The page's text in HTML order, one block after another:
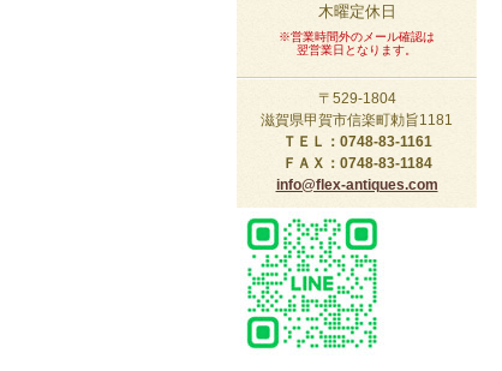
木曜定休日
※営業時間外のメール確認は
翌営業日となります。
〒529-1804
滋賀県甲賀市信楽町勅旨1181
ＴＥＬ：0748-83-1161
ＦＡＸ：0748-83-1184
info@flex-antiques.com